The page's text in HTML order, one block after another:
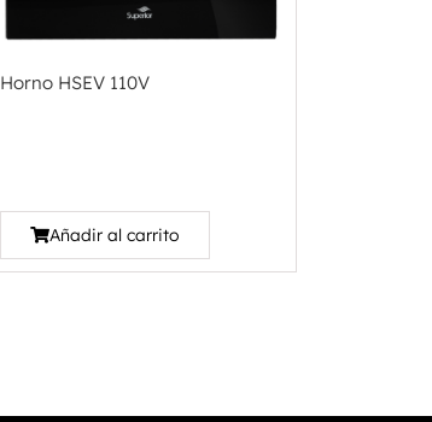
Horno HSEV 110V
Añadir al carrito